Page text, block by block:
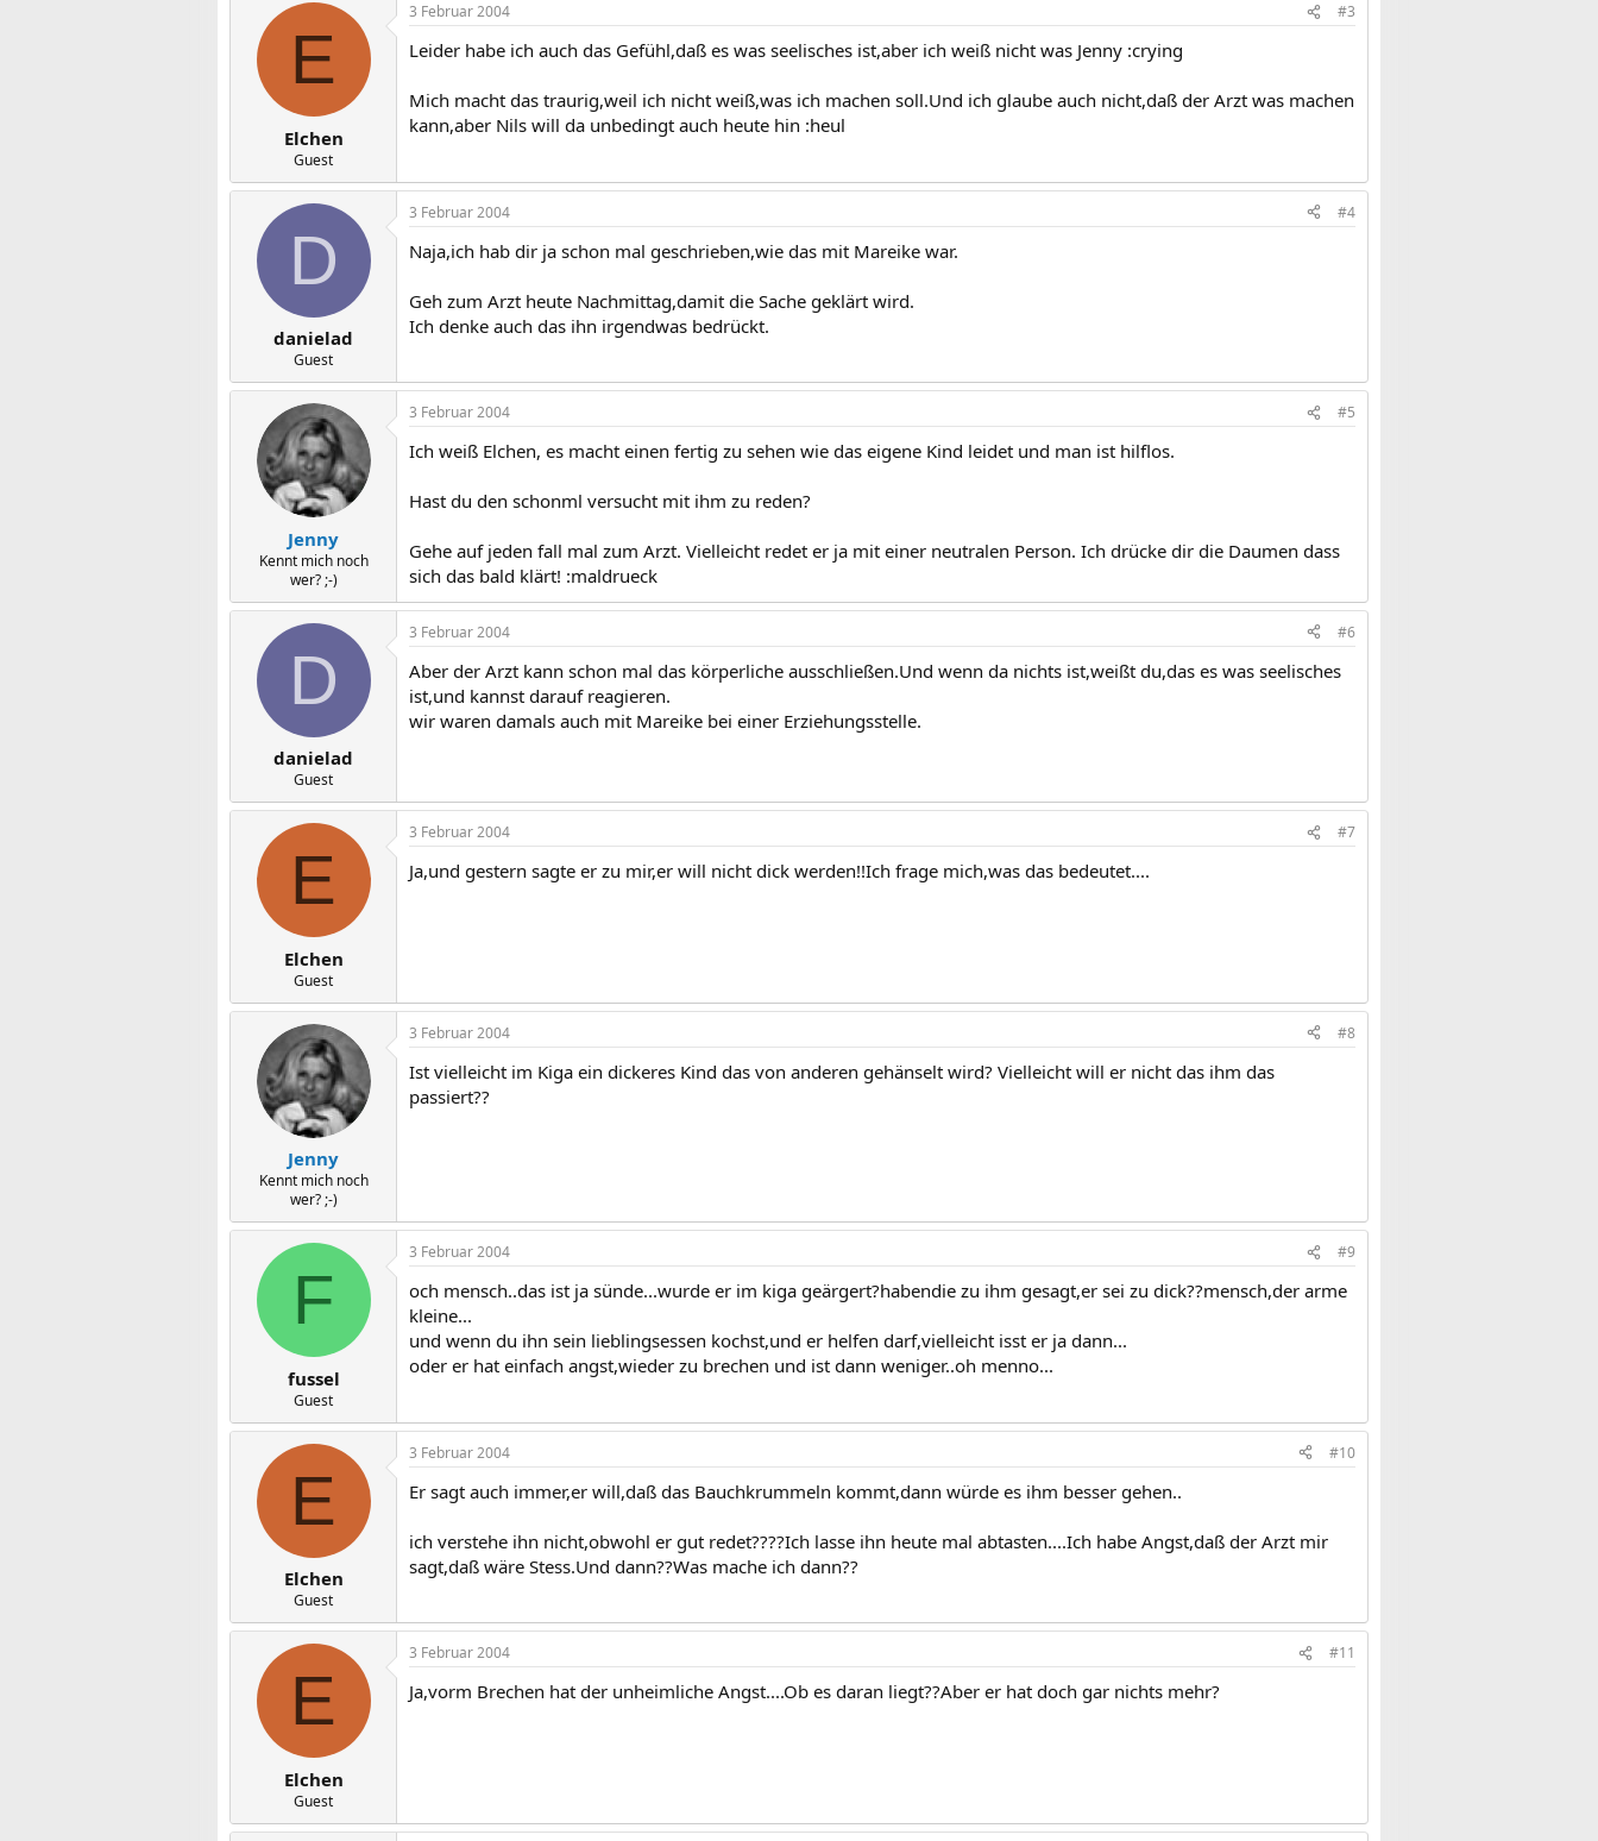
E
Elchen
Guest
3 Februar 2004 #3
Leider habe ich auch das Gefühl,daß es was seelisches ist,aber ich weiß nicht was Jenny :crying
Mich macht das traurig,weil ich nicht weiß,was ich machen soll.Und ich glaube auch nicht,daß der Arzt was machen
kann,aber Nils will da unbedingt auch heute hin :heul
D
danielad
Guest
3 Februar 2004 #4
Naja,ich hab dir ja schon mal geschrieben,wie das mit Mareike war.
Geh zum Arzt heute Nachmittag,damit die Sache geklärt wird.
Ich denke auch das ihn irgendwas bedrückt.
Jenny
Kennt mich noch
wer? ;-)
3 Februar 2004 #5
Ich weiß Elchen, es macht einen fertig zu sehen wie das eigene Kind leidet und man ist hilflos.
Hast du den schonml versucht mit ihm zu reden?
Gehe auf jeden fall mal zum Arzt. Vielleicht redet er ja mit einer neutralen Person. Ich drücke dir die Daumen dass
sich das bald klärt! :maldrueck
D
danielad
Guest
3 Februar 2004 #6
Aber der Arzt kann schon mal das körperliche ausschließen.Und wenn da nichts ist,weißt du,das es was seelisches
ist,und kannst darauf reagieren.
wir waren damals auch mit Mareike bei einer Erziehungsstelle.
E
Elchen
Guest
3 Februar 2004 #7
Ja,und gestern sagte er zu mir,er will nicht dick werden!!Ich frage mich,was das bedeutet....
Jenny
Kennt mich noch
wer? ;-)
3 Februar 2004 #8
Ist vielleicht im Kiga ein dickeres Kind das von anderen gehänselt wird? Vielleicht will er nicht das ihm das
passiert??
F
fussel
Guest
3 Februar 2004 #9
och mensch..das ist ja sünde...wurde er im kiga geärgert?habendie zu ihm gesagt,er sei zu dick??mensch,der arme
kleine...
und wenn du ihn sein lieblingsessen kochst,und er helfen darf,vielleicht isst er ja dann...
oder er hat einfach angst,wieder zu brechen und ist dann weniger..oh menno...
E
Elchen
Guest
3 Februar 2004 #10
Er sagt auch immer,er will,daß das Bauchkrummeln kommt,dann würde es ihm besser gehen..
ich verstehe ihn nicht,obwohl er gut redet????Ich lasse ihn heute mal abtasten....Ich habe Angst,daß der Arzt mir
sagt,daß wäre Stess.Und dann??Was mache ich dann??
E
Elchen
Guest
3 Februar 2004 #11
Ja,vorm Brechen hat der unheimliche Angst....Ob es daran liegt??Aber er hat doch gar nichts mehr?